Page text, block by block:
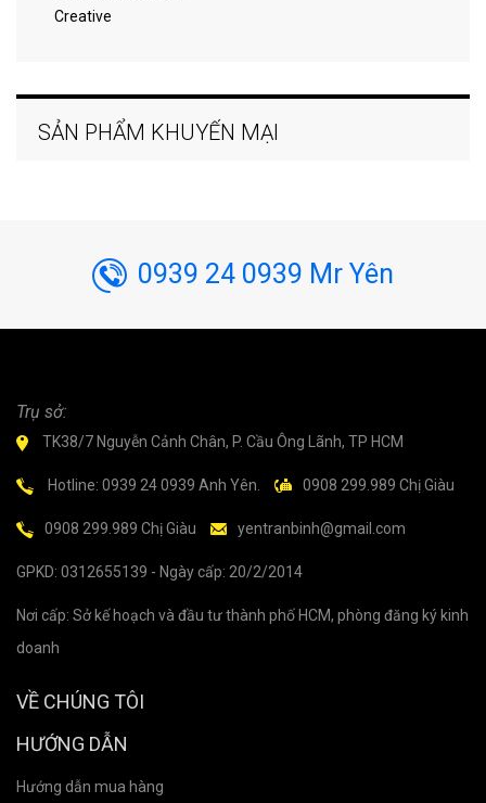
Creative
SẢN PHẨM KHUYẾN MẠI
0939 24 0939 Mr Yên
Trụ sở:
TK38/7 Nguyễn Cảnh Chân, P. Cầu Ông Lãnh, TP HCM
Hotline: 0939 24 0939 Anh Yên. 0908 299.989 Chị Giàu
0908 299.989 Chị Giàu yentranbinh@gmail.com
GPKD: 0312655139 - Ngày cấp: 20/2/2014
Nơi cấp: Sở kế hoạch và đầu tư thành phố HCM, phòng đăng ký kinh
doanh
VỀ CHÚNG TÔI
HƯỚNG DẪN
Hướng dẫn mua hàng